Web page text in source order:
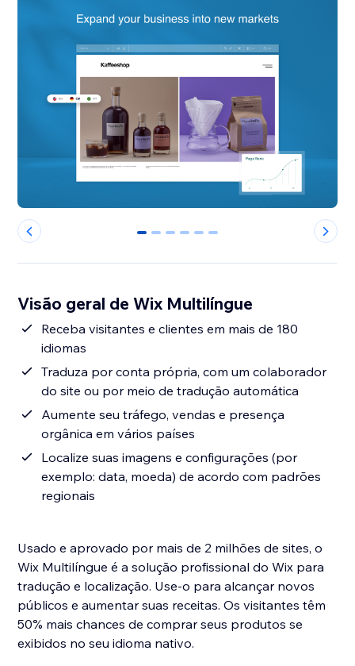
0 1 2 3 4 5
Visão geral de Wix Multilíngue
Receba visitantes e clientes em mais de 180
idiomas
Traduza por conta própria, com um colaborador
do site ou por meio de tradução automática
Aumente seu tráfego, vendas e presença
orgânica em vários países
Localize suas imagens e configurações (por
exemplo: data, moeda) de acordo com padrões
regionais
Usado e aprovado por mais de 2 milhões de sites, o
Wix Multilíngue é a solução profissional do Wix para
tradução e localização. Use-o para alcançar novos
públicos e aumentar suas receitas. Os visitantes têm
50% mais chances de comprar seus produtos se
exibidos no seu idioma nativo.